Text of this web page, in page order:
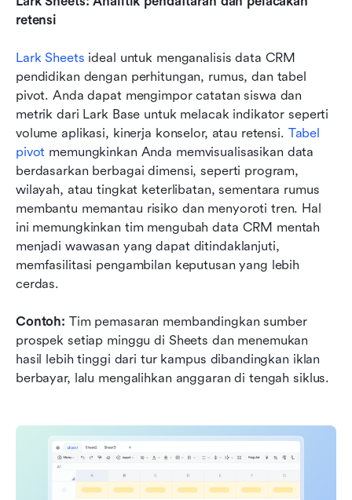
retensi
Lark Sheets ideal untuk menganalisis data CRM
pendidikan dengan perhitungan, rumus, dan tabel
pivot. Anda dapat mengimpor catatan siswa dan
metrik dari Lark Base untuk melacak indikator seperti
volume aplikasi, kinerja konselor, atau retensi. Tabel
pivot memungkinkan Anda memvisualisasikan data
berdasarkan berbagai dimensi, seperti program,
wilayah, atau tingkat keterlibatan, sementara rumus
membantu memantau risiko dan menyoroti tren. Hal
ini memungkinkan tim mengubah data CRM mentah
menjadi wawasan yang dapat ditindaklanjuti,
memfasilitasi pengambilan keputusan yang lebih
cerdas.
Contoh: Tim pemasaran membandingkan sumber
prospek setiap minggu di Sheets dan menemukan
hasil lebih tinggi dari tur kampus dibandingkan iklan
berbayar, lalu mengalihkan anggaran di tengah siklus.